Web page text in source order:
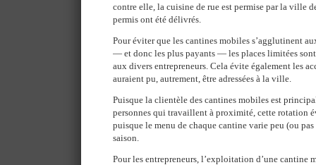
contre elle, la cuisine de rue est permise par la ville
permis ont été délivrés.
Pour éviter que les cantines mobiles s’agglutinent
— et donc les plus payants — les places limitées
aux divers entrepreneurs. Cela évite également les
auraient pu, autrement, être adressées à la ville.
Puisque la clientèle des cantines mobiles est
personnes qui travaillent à proximité, cette rotation
puisque le menu de chaque cantine varie peu (ou
saison.
Pour les entrepreneurs, l’exploitation d’une cantine